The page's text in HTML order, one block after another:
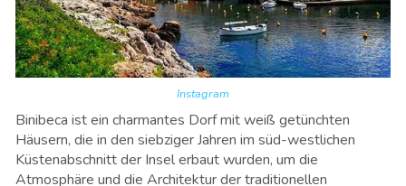
Instagram
Binibeca ist ein charmantes Dorf mit weiß getünchten
Häusern, die in den siebziger Jahren im süd-westlichen
Küstenabschnitt der Insel erbaut wurden, um die
Atmosphäre und die Architektur der traditionellen